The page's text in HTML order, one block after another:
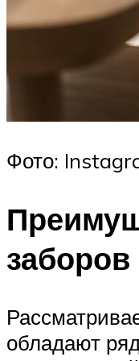
Фото:
заборов
обладают